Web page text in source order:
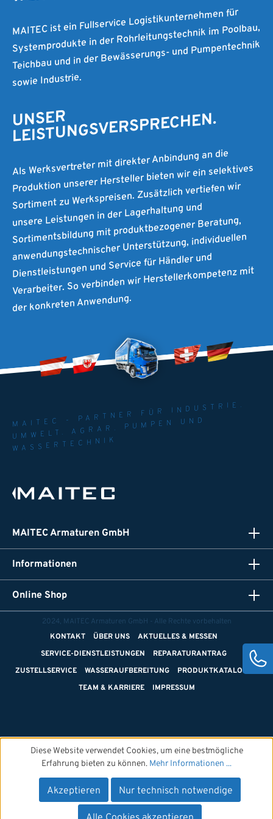
MAITEC ist ein Fullservice Logistikunternehmen für
Systemprodukte in der Rohrleitungstechnik im Poolbau,
Teichbau und in der Bewässerungs- und Pumpentechnik
sowie Industrie.
UNSER
LEISTUNGSVERSPRECHEN.
Als Werksvertreter mit direkter Anbindung an die
Produktion unserer Hersteller bieten wir ein selektives
Sortiment zu Werkspreisen. Zusätzlich vertiefen wir
unsere Leistungen in der Lagerhaltung und
Sortimentsbildung mit produktbezogener Beratung,
anwendungstechnischer Unterstützung, individuellen
Dienstleistungen und Service für Händler und
Verarbeiter. So verbinden wir Herstellerkompetenz mit
der konkreten Anwendung.
MAITEC - PARTNER FÜR INDUSTRIE.
UMWELT. AGRAR. PUMPEN UND
WASSERTECHNIK
MAITEC Armaturen GmbH
Informationen
Online Shop
2024, MAITEC Armaturen GmbH - Alle Rechte vorbehalten
KONTAKT
ÜBER UNS
AKTUELLES & MESSEN
SERVICE-DIENSTLEISTUNGEN
REPARATURANTRAG
ZUSTELLSERVICE
WASSERAUFBEREITUNG
PRODUKTKATALOGE
TEAM & KARRIERE
IMPRESSUM
Diese Website verwendet Cookies, um eine bestmögliche
Erfahrung bieten zu können. Mehr Informationen ...
Nur technisch notwendige
Akzeptieren